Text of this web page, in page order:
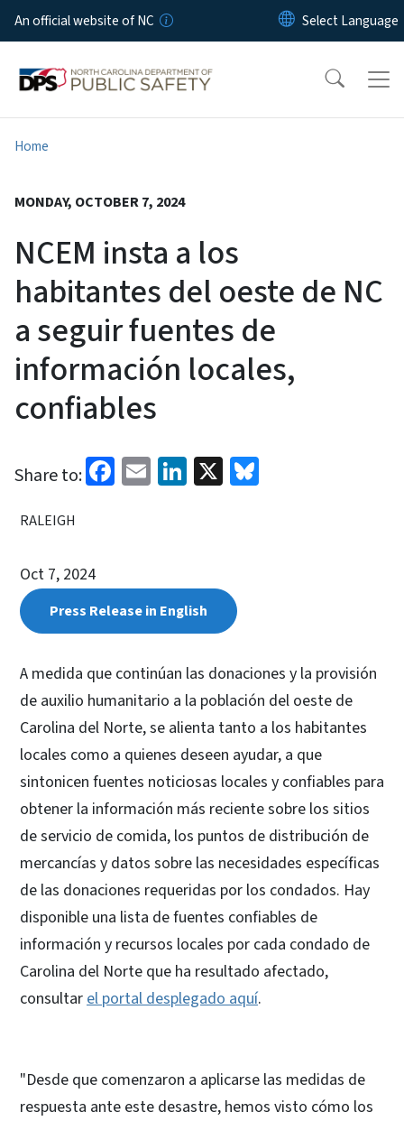
Skip to main content
An official website of NC
Home
MONDAY, OCTOBER 7, 2024
NCEM insta a los
habitantes del oeste de NC
a seguir fuentes de
información locales,
confiables
Share to: Facebook
EmailLinkedIn
X
RALEIGH
Oct 7, 2024
Press Release in English
A medida que continúan las donaciones y la provisión
de auxilio humanitario a la población del oeste de
Carolina del Norte, se alienta tanto a los habitantes
locales como a quienes deseen ayudar, a que
sintonicen fuentes noticiosas locales y confiables para
obtener la información más reciente sobre los sitios
de servicio de comida, los puntos de distribución de
mercancías y datos sobre las necesidades específicas
de las donaciones requeridas por los condados. Hay
disponible una lista de fuentes confiables de
información y recursos locales por cada condado de
Carolina del Norte que ha resultado afectado,
consultar el portal desplegado aquí.
"Desde que comenzaron a aplicarse las medidas de
respuesta ante este desastre, hemos visto cómo los